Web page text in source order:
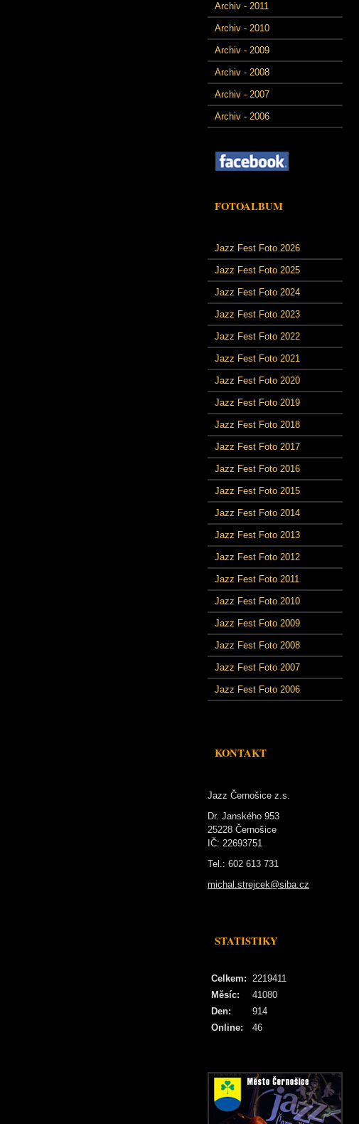
Archiv - 2011
Archiv - 2010
Archiv - 2009
Archiv - 2008
Archiv - 2007
Archiv - 2006
FOTOALBUM
Jazz Fest Foto 2026
Jazz Fest Foto 2025
Jazz Fest Foto 2024
Jazz Fest Foto 2023
Jazz Fest Foto 2022
Jazz Fest Foto 2021
Jazz Fest Foto 2020
Jazz Fest Foto 2019
Jazz Fest Foto 2018
Jazz Fest Foto 2017
Jazz Fest Foto 2016
Jazz Fest Foto 2015
Jazz Fest Foto 2014
Jazz Fest Foto 2013
Jazz Fest Foto 2012
Jazz Fest Foto 2011
Jazz Fest Foto 2010
Jazz Fest Foto 2009
Jazz Fest Foto 2008
Jazz Fest Foto 2007
Jazz Fest Foto 2006
KONTAKT
Jazz Černošice z.s.
Dr. Janského 953
25228 Černošice
IČ: 22693751
Tel.: 602 613 731
michal.strejcek@siba.cz
STATISTIKY
Online: 46
Celkem: 2219411
Měsíc:
41080
Den:
914